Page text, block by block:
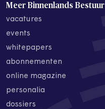
Meer Binnenlands Bestuur
vacatures
events
whitepapers
abonnementen
online magazine
personalia
dossiers